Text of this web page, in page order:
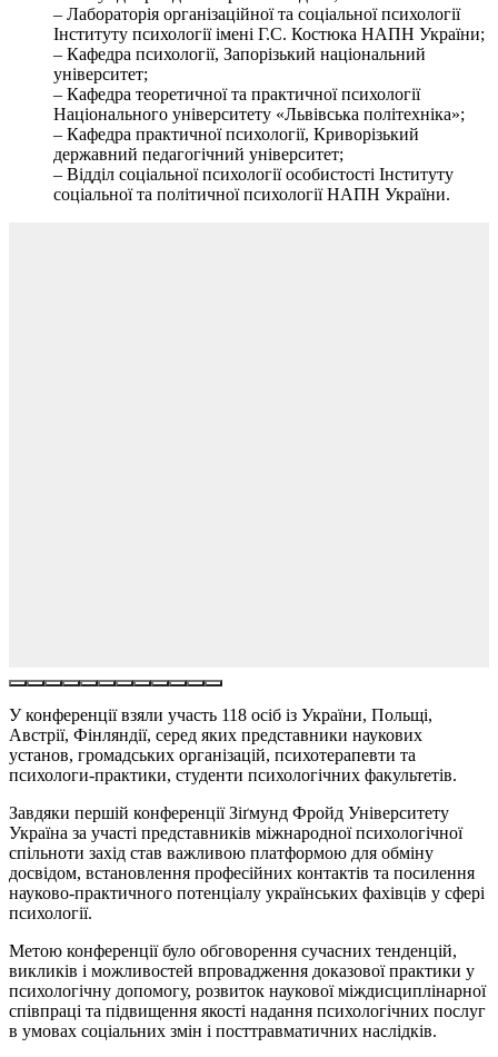
– Лабораторія організаційної та соціальної психології
Інституту психології імені Г.С. Костюка НАПН України;
– Кафедра психології, Запорізький національний
університет;
– Кафедра теоретичної та практичної психології
Національного університету «Львівська політехніка»;
– Кафедра практичної психології, Криворізький
державний педагогічний університет;
– Відділ соціальної психології особистості Інституту
соціальної та політичної психології НАПН України.
У конференції взяли участь 118 осіб із України, Польщі,
Австрії, Фінляндії, серед яких представники наукових
установ, громадських організацій, психотерапевти та
психологи-практики, студенти психологічних факультетів.
Завдяки першій конференції Зіґмунд Фройд Університету
Україна за участі представників міжнародної психологічної
спільноти захід став важливою платформою для обміну
досвідом, встановлення професійних контактів та посилення
науково-практичного потенціалу українських фахівців у сфері
психології.
Метою конференції було обговорення сучасних тенденцій,
викликів і можливостей впровадження доказової практики у
психологічну допомогу, розвиток наукової міждисциплінарної
співпраці та підвищення якості надання психологічних послуг
в умовах соціальних змін і посттравматичних наслідків.